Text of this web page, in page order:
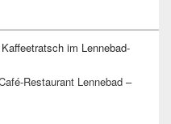
im Lennebad-
Restaurant Lennebad –